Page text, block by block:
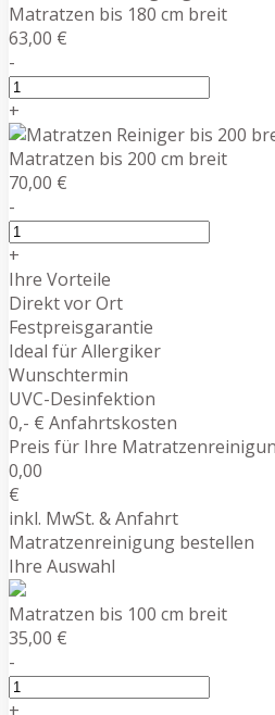
Matratzen bis 180 cm breit
63,00 €
-
+
Matratzen bis 200 cm breit
70,00 €
-
+
Ihre Vorteile
Direkt vor Ort
Festpreisgarantie
Ideal für Allergiker
Wunschtermin
UVC-Desinfektion
0,- € Anfahrtskosten
Preis für Ihre
0,00
€
inkl. MwSt. & Anfahrt
Matratzenreinigung bestellen
Ihre Auswahl
Matratzen bis 100 cm breit
35,00 €
-